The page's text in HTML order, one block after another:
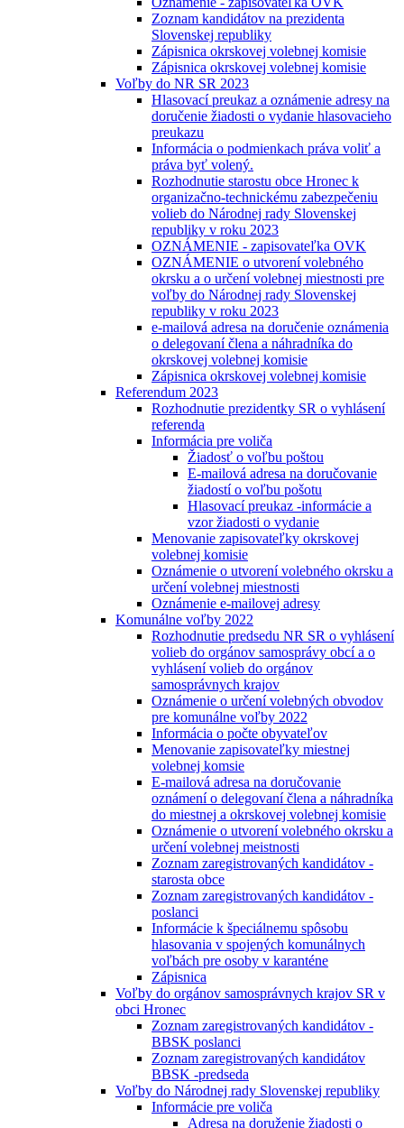
Zoznam kandidátov na prezidenta
Slovenskej republiky
Zápisnica okrskovej volebnej komisie
Zápisnica okrskovej volebnej komisie
Voľby do NR SR 2023
Hlasovací preukaz a oznámenie adresy na
doručenie žiadosti o vydanie hlasovacieho
preukazu
Informácia o podmienkach práva voliť a
práva byť volený.
Rozhodnutie starostu obce Hronec k
organizačno-technickému zabezpečeniu
volieb do Národnej rady Slovenskej
republiky v roku 2023
OZNÁMENIE - zapisovateľka OVK
OZNÁMENIE o utvorení volebného
okrsku a o určení volebnej miestnosti pre
voľby do Národnej rady Slovenskej
republiky v roku 2023
e-mailová adresa na doručenie oznámenia
o delegovaní člena a náhradníka do
okrskovej volebnej komisie
Zápisnica okrskovej volebnej komisie
Referendum 2023
Rozhodnutie prezidentky SR o vyhlásení
referenda
Informácia pre voliča
Žiadosť o voľbu poštou
E-mailová adresa na doručovanie
žiadostí o voľbu pošotu
Hlasovací preukaz -informácie a
vzor žiadosti o vydanie
Menovanie zapisovateľky okrskovej
volebnej komisie
Oznámenie o utvorení volebného okrsku a
určení volebnej miestnosti
Oznámenie e-mailovej adresy
Komunálne voľby 2022
Rozhodnutie predsedu NR SR o vyhlásení
volieb do orgánov samosprávy obcí a o
vyhlásení volieb do orgánov
samosprávnych krajov
Oznámenie o určení volebných obvodov
pre komunálne voľby 2022
Informácia o počte obyvateľov
Menovanie zapisovateľky miestnej
volebnej komsie
E-mailová adresa na doručovanie
oznámení o delegovaní člena a náhradníka
do miestnej a okrskovej volebnej komisie
Oznámenie o utvorení volebného okrsku a
určení volebnej meistnosti
Zoznam zaregistrovaných kandidátov -
starosta obce
Zoznam zaregistrovaných kandidátov -
poslanci
Informácie k špeciálnemu spôsobu
hlasovania v spojených komunálnych
voľbách pre osoby v karanténe
Zápisnica
Voľby do orgánov samosprávnych krajov SR v
obci Hronec
Zoznam zaregistrovaných kandidátov -
BBSK poslanci
Zoznam zaregistrovaných kandidátov
BBSK -predseda
Voľby do Národnej rady Slovenskej republiky
Informácie pre voliča
Adresa na doruženie žiadosti o